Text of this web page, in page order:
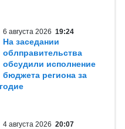
6 августа 2026 19:24
На заседании
облправительства
обсудили исполнение
бюджета региона за
4 августа 2026 20:07